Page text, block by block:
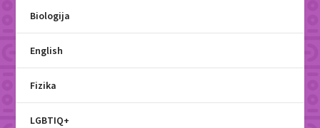
Biologija
English
Fizika
LGBTIQ+